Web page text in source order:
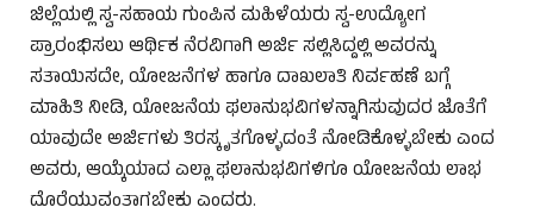
ಜಿಲ್ಲೆಯಲ್ಲಿ ಸ್ವ-ಸಹಾಯ ಗುಂಪಿನ ಮಹಿಳೆಯರು ಸ್ವ-ಉದ್ಯೋಗ
ಪ್ರಾರಂಭಿಸಲು ಆರ್ಥಿಕ ನೆರವಿಗಾಗಿ ಅರ್ಜಿ ಸಲ್ಲಿಸಿದ್ದಲ್ಲಿ ಅವರನ್ನು
ಸತಾಯಿಸದೇ, ಯೋಜನೆಗಳ ಹಾಗೂ ದಾಖಲಾತಿ ನಿರ್ವಹಣೆ ಬಗ್ಗೆ
ಮಾಹಿತಿ ನೀಡಿ, ಯೋಜನೆಯ ಫಲಾನುಭವಿಗಳನ್ನಾಗಿಸುವುದರ ಜೊತೆಗೆ
ಯಾವುದೇ ಅರ್ಜಿಗಳು ತಿರಸ್ಕೃತಗೊಳ್ಳದಂತೆ ನೋಡಿಕೊಳ್ಳಬೇಕು ಎಂದ
ಅವರು, ಆಯ್ಕೆಯಾದ ಎಲ್ಲಾ ಫಲಾನುಭವಿಗಳಿಗೂ ಯೋಜನೆಯ ಲಾಭ
ದೊರೆಯುವಂತಾಗಬೇಕು ಎಂದರು.